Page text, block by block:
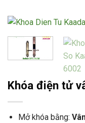
Khóa điện tử
Mở khóa bằng: